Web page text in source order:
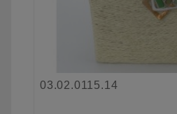
03.02.0115.14